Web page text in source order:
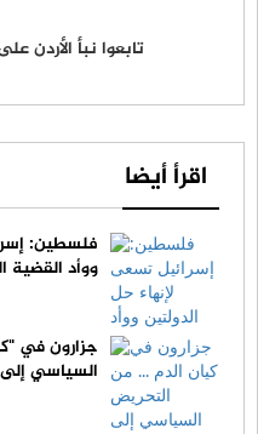
تابعوا نبأ الأردن
اقرأ أيضا
فلسطين:
ووأد القضية
جزارون في
السياسي إلى